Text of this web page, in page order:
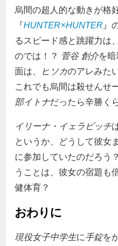
烏間の超人的な動きが格
『HUNTER×HUNTER 』
るスピード感と跳躍力は
のでは！？ 菅谷 創介を
面は、
ヒソカのアレみた
これでも烏間は殺せんせ
部イトナだったら辛勝く
イリーナ・イェラビッチ
というか、どうして彼女
に参加していたのだろう
うことは、彼女の宿題も
健体育？
おわりに
現役女子中学生に手錠を